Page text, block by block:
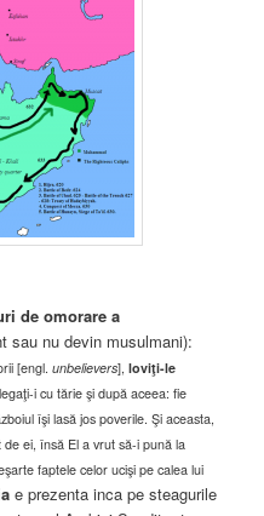
de omorare a
sau nu devin musulmani):
[engl.unbelievers],loviţi-le
i cu tărie şi după aceea: fie
îşi lasă jos poverile. Şi aceasta,
ei, însă El a vrut să-i pună la
faptele celor ucişi pe calea lui
e prezenta inca pe steagurile